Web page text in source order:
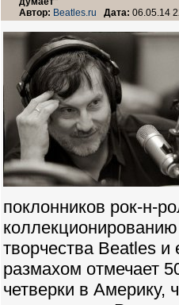
Автор: Beatles.ru Дата: 06.05.14
поклонников рок-н-
творчества Beatles
размахом отмечает
четверки в